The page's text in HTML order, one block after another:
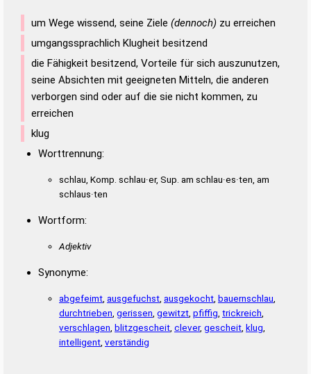
um Wege wissend, seine Ziele (dennoch) zu erreichen
umgangssprachlich Klugheit besitzend
die Fähigkeit besitzend, Vorteile für sich auszunutzen,
seine Absichten mit geeigneten Mitteln, die anderen
verborgen sind oder auf die sie nicht kommen, zu
erreichen
klug
Worttrennung:
schlau, Komp. schlau·er, Sup. am schlau·es·ten, am
schlaus·ten
Wortform:
Adjektiv
Synonyme:
abgefeimt ausgefuchst ausgekocht bauernschlau
durchtrieben gerissen gewitzt pfiffig trickreich
verschlagen blitzgescheit clever, gescheit klug
intelligent verständig